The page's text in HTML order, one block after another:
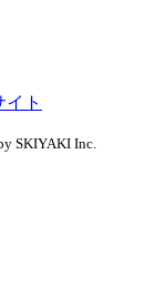
ト
SKIYAKI Inc.